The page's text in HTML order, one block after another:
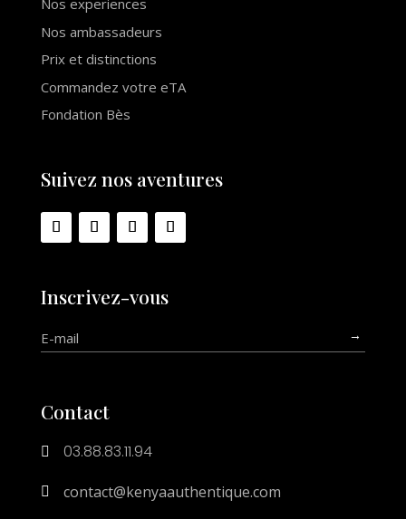
Nos experiences
Nos ambassadeurs
Prix et distinctions
Commandez votre eTA
Fondation Bès
Suivez nos aventures
Inscrivez-vous
→
Contact
 03.88.83.11.94
 contact@kenyaauthentique.com